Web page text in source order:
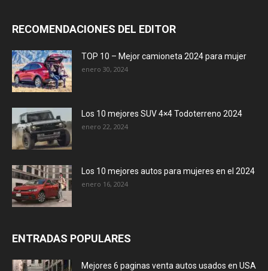
RECOMENDACIONES DEL EDITOR
TOP 10 – Mejor camioneta 2024 para mujer
enero 30, 2024
Los 10 mejores SUV 4×4 Todoterreno 2024
enero 22, 2024
Los 10 mejores autos para mujeres en el 2024
enero 16, 2024
ENTRADAS POPULARES
Mejores 6 paginas venta autos usados en USA